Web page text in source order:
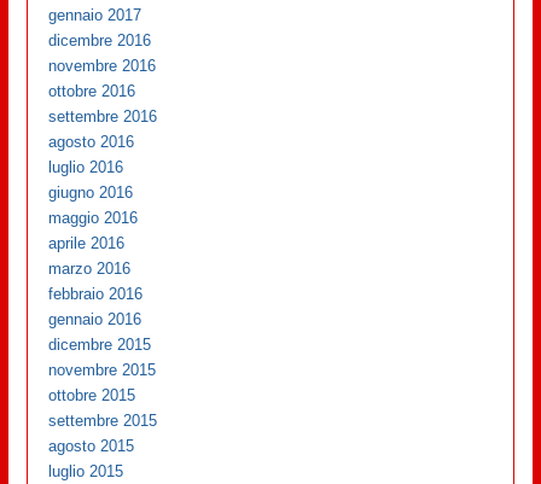
gennaio 2017
dicembre 2016
novembre 2016
ottobre 2016
settembre 2016
agosto 2016
luglio 2016
giugno 2016
maggio 2016
aprile 2016
marzo 2016
febbraio 2016
gennaio 2016
dicembre 2015
novembre 2015
ottobre 2015
settembre 2015
agosto 2015
luglio 2015